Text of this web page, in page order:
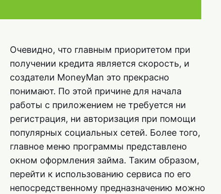
Очевидно, что главным приоритетом при
получении кредита является скорость, и
создатели MoneyMan это прекрасно
понимают. По этой причине для начала
работы с приложением не требуется ни
регистрация, ни авторизация при помощи
популярных социальных сетей. Более того,
главное меню программы представлено
окном оформления займа. Таким образом,
перейти к использованию сервиса по его
непосредственному предназначению можно